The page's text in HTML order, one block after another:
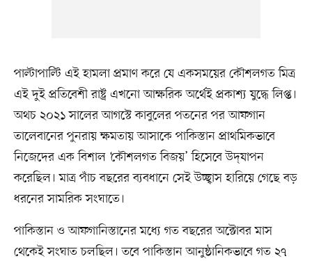
পাল্টাপাল্টি এই হামলা প্রমাণ করে যে একসময়ের কৌশলগত মিত্র
এই দুই প্রতিবেশী রাষ্ট্র এখনো আক্ষরিক অর্থেই প্রকাশ্য যুদ্ধে লিপ্ত।
অথচ ২০২১ সালের আগস্টে কাবুলের পতনের পর আফগান
তালেবানের পুনরায় ক্ষমতায় আসাকে পাকিস্তান প্রাথমিকভাবে
নিজেদের এক বিশাল ‘কৌশলগত বিজয়’ হিসেবে উদ্‌যাপন
করেছিল। মাত্র পাঁচ বছরের ব্যবধানে সেই উচ্ছ্বাস হারিয়ে গেছে বড়
ধরনের সামরিক সংঘাতে।
পাকিস্তান ও আফগানিস্তানের মধ্যে গত বছরের অক্টোবর মাস
থেকেই সংঘাত চলছিল। তবে পাকিস্তান আনুষ্ঠানিকভাবে গত ২৭